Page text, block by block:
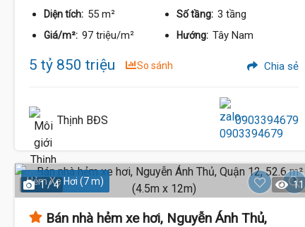
Diện tích: 55 m² Số tầng: 3 tầng
Giá/m²: 97 triệu/m² Hướng: Tây Nam
5 tỷ 850 triệu So sánh Chia sẻ
Thịnh BĐS 0903394679
Hẻm Xe Hơi (7 m)
1 / 4 11
Bán nhà hẻm xe hơi, Nguyễn Ánh Thủ,